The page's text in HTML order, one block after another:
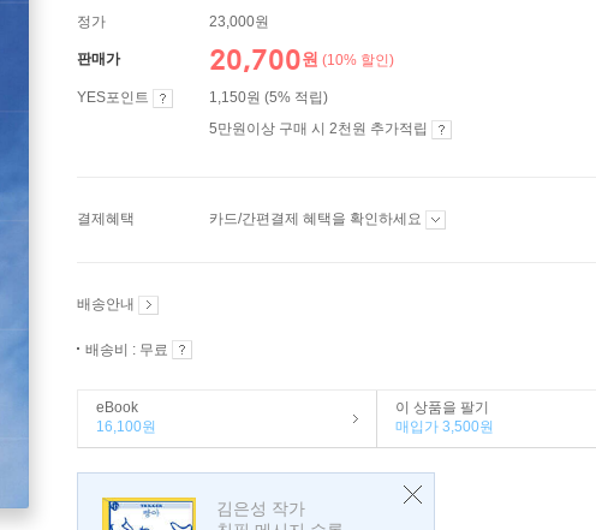
정가 23,000원
판매가 20,700원 (10% 할인)
YES포인트
1,150원 (5% 적립)
5만원이상 구매 시 2천원 추가적립
결제혜택 카드/간편결제 혜택을 확인하세요
배송안내
배송비 : 무료
eBook
16,100원
이 상품을 팔기
매입가 3,500원
김은성 작가